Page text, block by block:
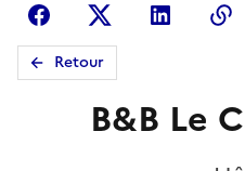
FacebookX Linkedin
Retour
B&B Le